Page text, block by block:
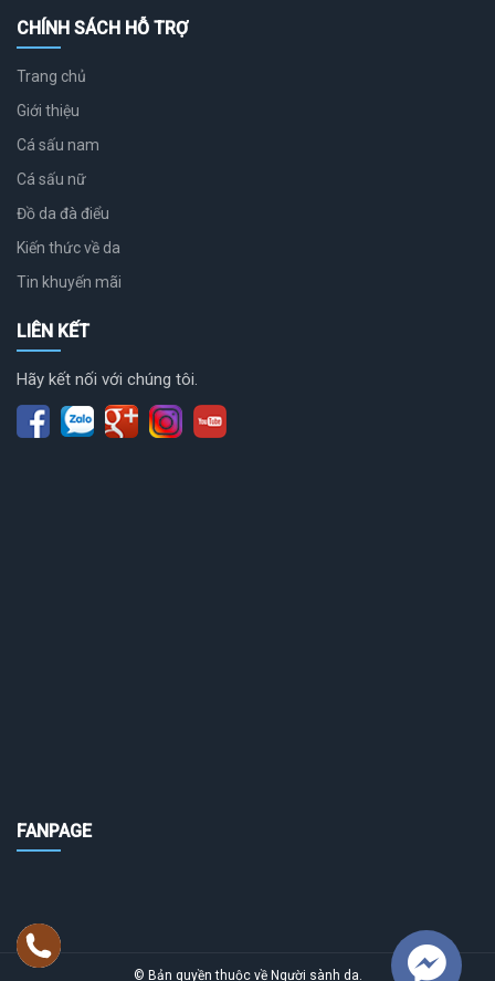
CHÍNH SÁCH HỖ TRỢ
Trang chủ
Giới thiệu
Cá sấu nam
Cá sấu nữ
Đồ da đà điểu
Kiến thức về da
Tin khuyến mãi
LIÊN KẾT
Hãy kết nối với chúng tôi.
FANPAGE
© Bản quyền thuộc về Người sành da.